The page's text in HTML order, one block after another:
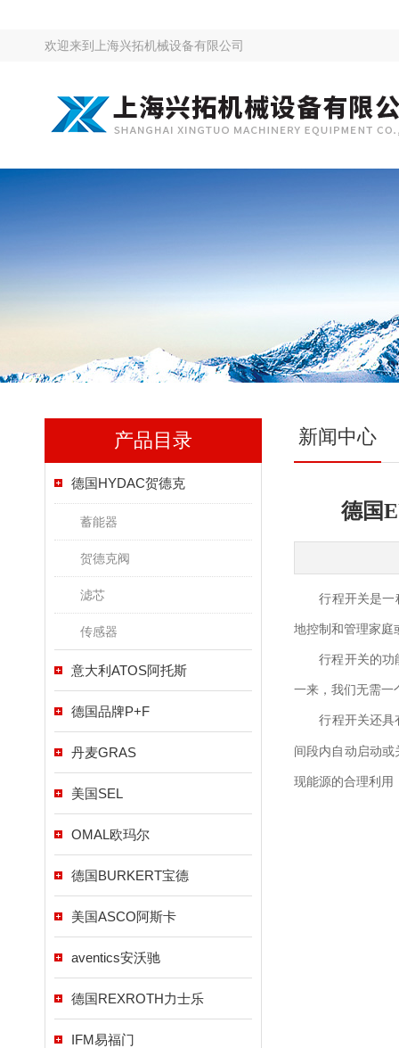
欢迎来到 上海兴拓机械设备有限公司
产品目录
德国HYDAC贺德克
蓄能器
贺德克阀
滤芯
传感器
意大利ATOS阿托斯
德国品牌P+F
丹麦GRAS
美国SEL
OMAL欧玛尔
德国BURKERT宝德
美国ASCO阿斯卡
aventics安沃驰
德国REXROTH力士乐
IFM易福门
新闻中心
德国
行程开关是一种
地控制和管理家庭
行程开关的功能
一来，我们无需一
行程开关还具有
间段内自动启动
现能源的合理利用